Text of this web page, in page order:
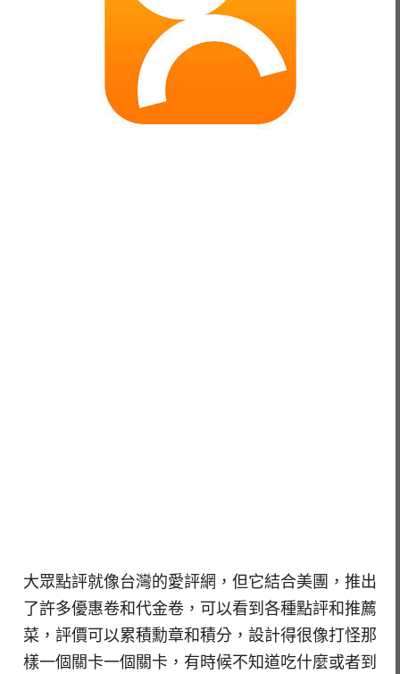
大眾點評就像台灣的愛評網，但它結合美團，推出
了許多優惠卷和代金卷，可以看到各種點評和推薦
菜，評價可以累積勳章和積分，設計得很像打怪那
樣一個關卡一個關卡，有時候不知道吃什麼或者到